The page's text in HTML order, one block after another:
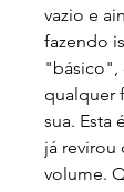
vazio e
fazendo
"básico",
qualquer
sua. Esta
já revirou
volume.